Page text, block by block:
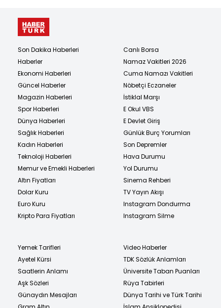
Son Dakika Haberleri
Haberler
Ekonomi Haberleri
Güncel Haberler
Magazin Haberleri
Spor Haberleri
Dünya Haberleri
Sağlık Haberleri
Kadın Haberleri
Teknoloji Haberleri
Memur ve Emekli Haberleri
Altın Fiyatları
Dolar Kuru
Euro Kuru
Kripto Para Fiyatları
Canlı Borsa
Namaz Vakitleri 2026
Cuma Namazı Vakitleri
Nöbetçi Eczaneler
İstiklal Marşı
E Okul VBS
E Devlet Giriş
Günlük Burç Yorumları
Son Depremler
Hava Durumu
Yol Durumu
Sinema Rehberi
TV Yayın Akışı
Instagram Dondurma
Instagram Silme
Yemek Tarifleri
Ayetel Kürsi
Saatlerin Anlamı
Aşk Sözleri
Günaydın Mesajları
Video Haberler
TDK Sözlük Anlamları
Üniversite Taban Puanları
Rüya Tabirleri
Dünya Tarihi ve Türk Tarihi